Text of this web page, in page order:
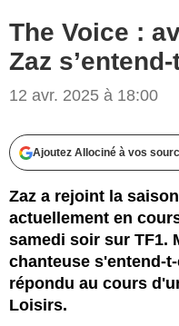
The Voice :
Zaz
12 avr. 2025 à 18:00
Ajoutez Allociné à vos
Zaz a rejoint la
actuellement en
samedi soir sur TF1.
chanteuse s'entend-
répondu au cours
Loisirs.